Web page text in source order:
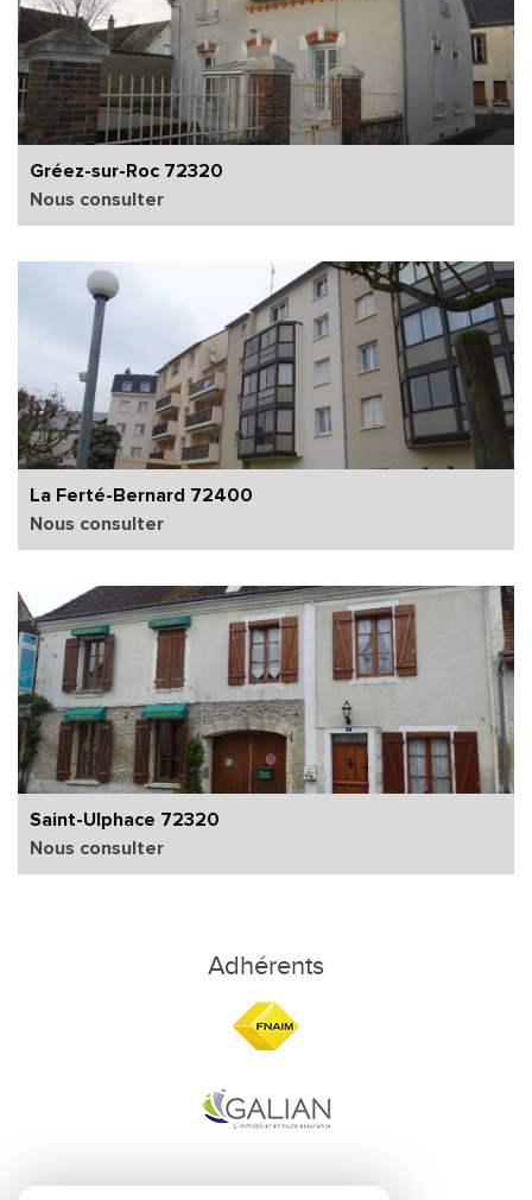
Gréez-sur-Roc 72320
Nous consulter
La Ferté-Bernard 72400
Nous consulter
Saint-Ulphace 72320
Nous consulter
Adhérents